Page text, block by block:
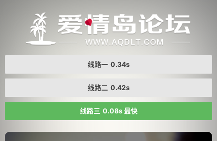
线路一 0.34s
线路二 0.42s
线路三 0.08s 最快